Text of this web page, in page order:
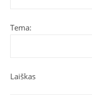
Tema:
Laiškas